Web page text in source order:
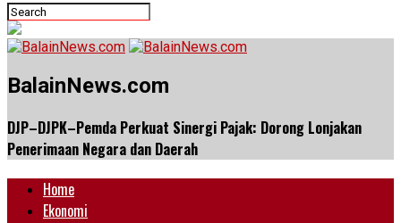
BalainNews.com
DJP–DJPK–Pemda Perkuat Sinergi Pajak: Dorong Lonjakan
Penerimaan Negara dan Daerah
Home
Ekonomi